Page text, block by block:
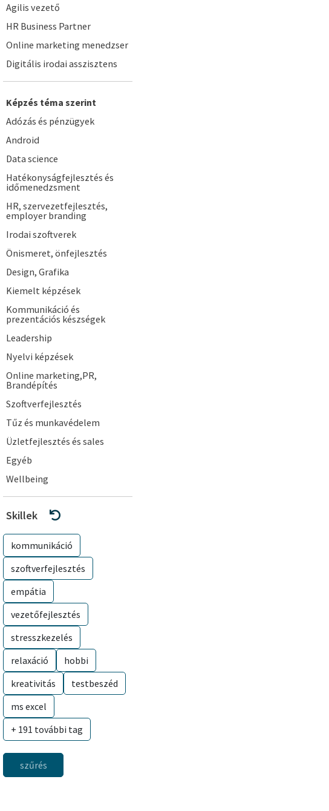
Agilis vezető
HR Business Partner
Online marketing menedzser
Digitális irodai asszisztens
Képzés téma szerint
Adózás és pénzügyek
Android
Data science
Hatékonyságfejlesztés és
időmenedzsment
HR, szervezetfejlesztés,
employer branding
Irodai szoftverek
Önismeret, önfejlesztés
Design, Grafika
Kiemelt képzések
Kommunikáció és
prezentációs készségek
Leadership
Nyelvi képzések
Online marketing,PR,
Brandépítés
Szoftverfejlesztés
Tűz és munkavédelem
Üzletfejlesztés és sales
Egyéb
Wellbeing
Skillek
kommunikáció
szoftverfejlesztés
empátia
vezetőfejlesztés
stresszkezelés
relaxáció
hobbi
kreativitás
testbeszéd
ms excel
+ 191 további tag
szűrés